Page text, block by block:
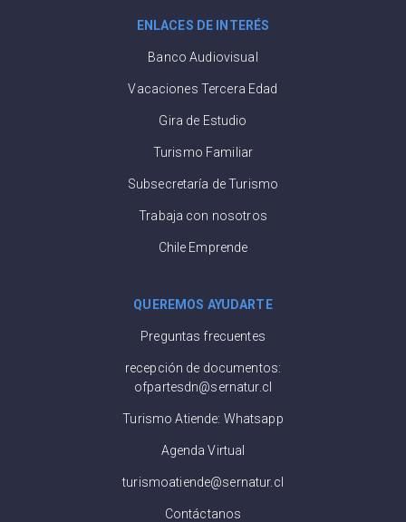
ENLACES DE INTERÉS
Banco Audiovisual
Vacaciones Tercera Edad
Gira de Estudio
Turismo Familiar
Subsecretaría de Turismo
Trabaja con nosotros
Chile Emprende
QUEREMOS AYUDARTE
Preguntas frecuentes
recepción de documentos:
ofpartesdn@sernatur.cl
Turismo Atiende: Whatsapp
Agenda Virtual
turismoatiende@sernatur.cl
Contáctanos